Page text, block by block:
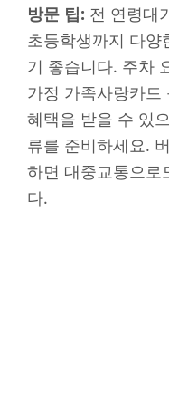
방문 팁: 전 연령대
초등학생까지 다양
기 좋습니다. 주차
가정 가족사랑카드
혜택을 받을 수 있
류를 준비하세요.
하면 대중교통으로
다.